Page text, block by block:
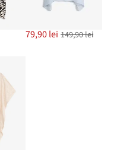
79,90 lei 149,90 lei